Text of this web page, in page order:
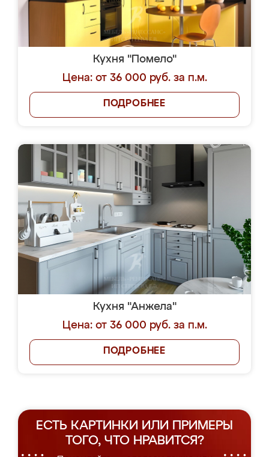
Кухня "Помело"
Цена: от 36 000 руб. за п.м.
ПОДРОБНЕЕ
Кухня "Анжела"
Цена: от 36 000 руб. за п.м.
ПОДРОБНЕЕ
ЕСТЬ КАРТИНКИ ИЛИ ПРИМЕРЫ
ТОГО, ЧТО НРАВИТСЯ?